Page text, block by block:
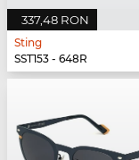
337,48 RON
Sting
SST153 - 648R